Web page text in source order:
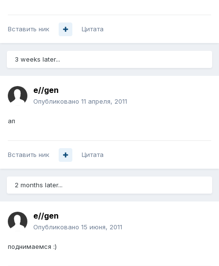
Вставить ник Цитата
3 weeks later...
e//gen
Опубликовано 11 апреля, 2011
ап
Вставить ник Цитата
2 months later...
e//gen
Опубликовано 15 июня, 2011
поднимаемся :)